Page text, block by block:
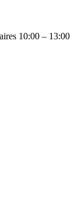
10:00 – 13:00